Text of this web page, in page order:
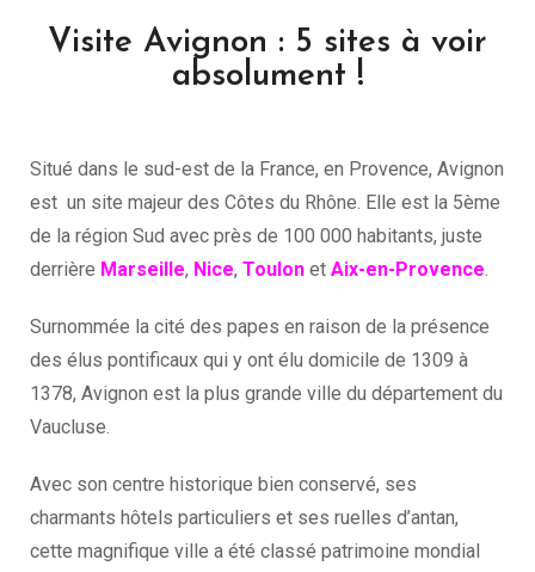
Visite Avignon : 5 sites à voir
absolument !
Situé dans le sud-est de la France, en Provence, Avignon
est un site majeur des Côtes du Rhône. Elle est la 5ème
de la région Sud avec près de 100 000 habitants, juste
derrière Marseille, Nice, Toulon et Aix-en-Provence.
Surnommée la cité des papes en raison de la présence
des élus pontificaux qui y ont élu domicile de 1309 à
1378, Avignon est la plus grande ville du département du
Vaucluse.
Avec son centre historique bien conservé, ses
charmants hôtels particuliers et ses ruelles d’antan,
cette magnifique ville a été classé patrimoine mondial